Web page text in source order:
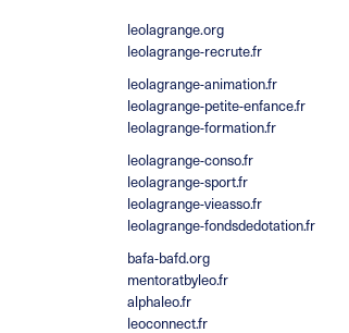
leolagrange.org
leolagrange-recrute.fr
leolagrange-animation.fr
leolagrange-petite-enfance.fr
leolagrange-formation.fr
leolagrange-conso.fr
leolagrange-sport.fr
leolagrange-vieasso.fr
leolagrange-fondsdedotation.fr
bafa-bafd.org
mentoratbyleo.fr
alphaleo.fr
leoconnect.fr